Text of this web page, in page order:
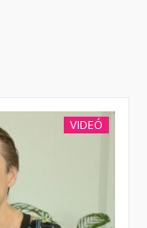
VIDEÓ